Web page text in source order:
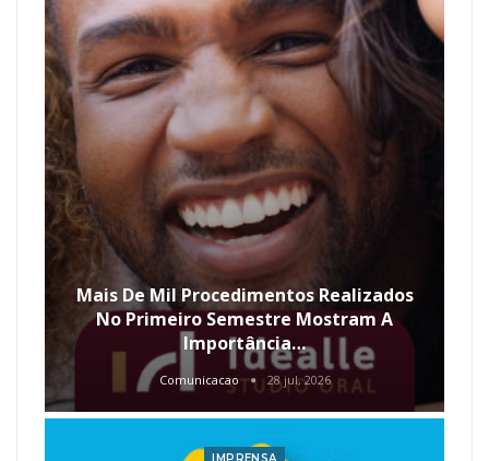
Mais De Mil Procedimentos Realizados
No Primeiro Semestre Mostram A
Importância…
Comunicacao 28 jul, 2026